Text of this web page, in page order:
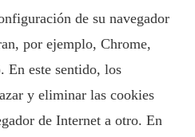
de su navegador
por ejemplo, Chrome,
este sentido, los
y eliminar las cookies
de Internet a otro. En